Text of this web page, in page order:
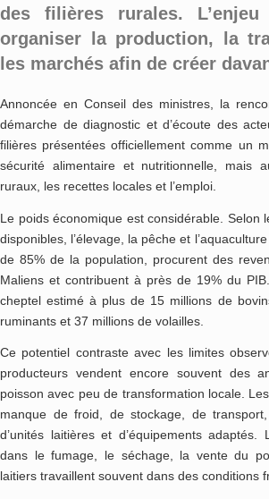
des filières rurales.
organiser la production, la
les marchés afin de créer
Annoncée en Conseil des ministres, la
démarche de diagnostic et d’écoute des
filières présentées officiellement comme un
sécurité alimentaire et nutritionnelle, mais
ruraux, les recettes locales et l’emploi.
Le poids économique est considérable. Selon
disponibles, l’élevage, la pêche et
de 85% de la population, procurent des
Maliens et contribuent à près de 19% du
cheptel estimé à plus de 15 millions de
ruminants et 37 millions de volailles.
Ce potentiel contraste avec les limites
producteurs vendent encore souvent des
poisson avec peu de transformation locale.
manque de froid, de stockage, de transport,
d’unités laitières et d’équipements adaptés.
dans le fumage, le séchage, la vente du
laitiers travaillent souvent dans des conditions